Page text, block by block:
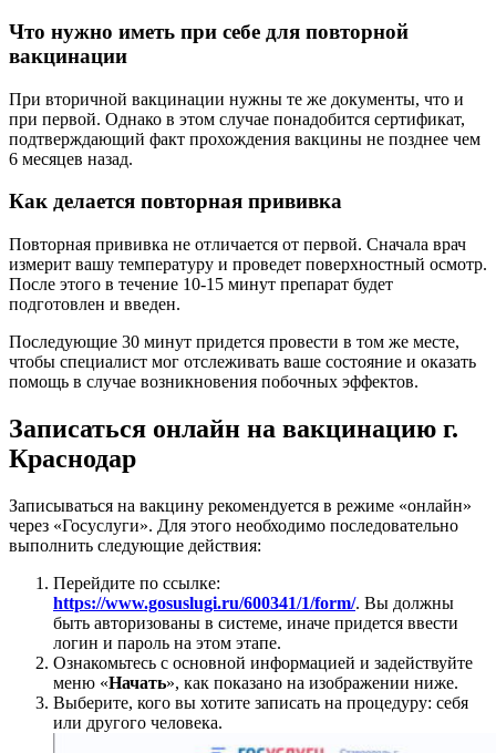
Что нужно иметь при себе для повторной
вакцинации
При вторичной вакцинации нужны те же документы, что и
при первой. Однако в этом случае понадобится сертификат,
подтверждающий факт прохождения вакцины не позднее чем
6 месяцев назад.
Как делается повторная прививка
Повторная прививка не отличается от первой. Сначала врач
измерит вашу температуру и проведет поверхностный осмотр.
После этого в течение 10-15 минут препарат будет
подготовлен и введен.
Последующие 30 минут придется провести в том же месте,
чтобы специалист мог отслеживать ваше состояние и оказать
помощь в случае возникновения побочных эффектов.
Записаться онлайн на вакцинацию г.
Краснодар
Записываться на вакцину рекомендуется в режиме «онлайн»
через «Госуслуги». Для этого необходимо последовательно
выполнить следующие действия:
Перейдите по ссылке:
https://www.gosuslugi.ru/600341/1/form/. Вы должны
быть авторизованы в системе, иначе придется ввести
логин и пароль на этом этапе.
Ознакомьтесь с основной информацией и задействуйте
меню «Начать», как показано на изображении ниже.
Выберите, кого вы хотите записать на процедуру: себя
или другого человека.